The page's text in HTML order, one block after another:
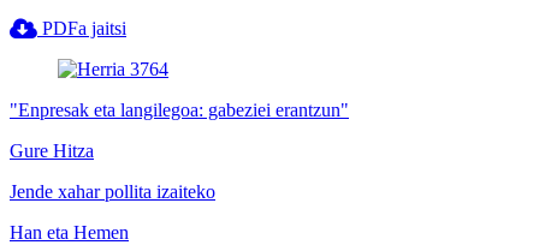
PDFa jaitsi
"Enpresak eta langilegoa: gabeziei erantzun"
Gure Hitza
Jende xahar pollita izaiteko
Han eta Hemen